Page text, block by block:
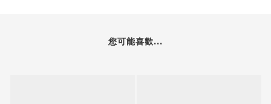
您可能喜歡...